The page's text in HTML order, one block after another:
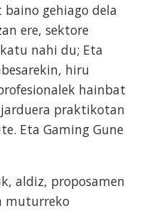
baino gehiago dela
ere, sektore
nahi du; Eta
hiru
hainbat
praktikotan
Eta Gaming Gune
aldiz, proposamen
muturreko